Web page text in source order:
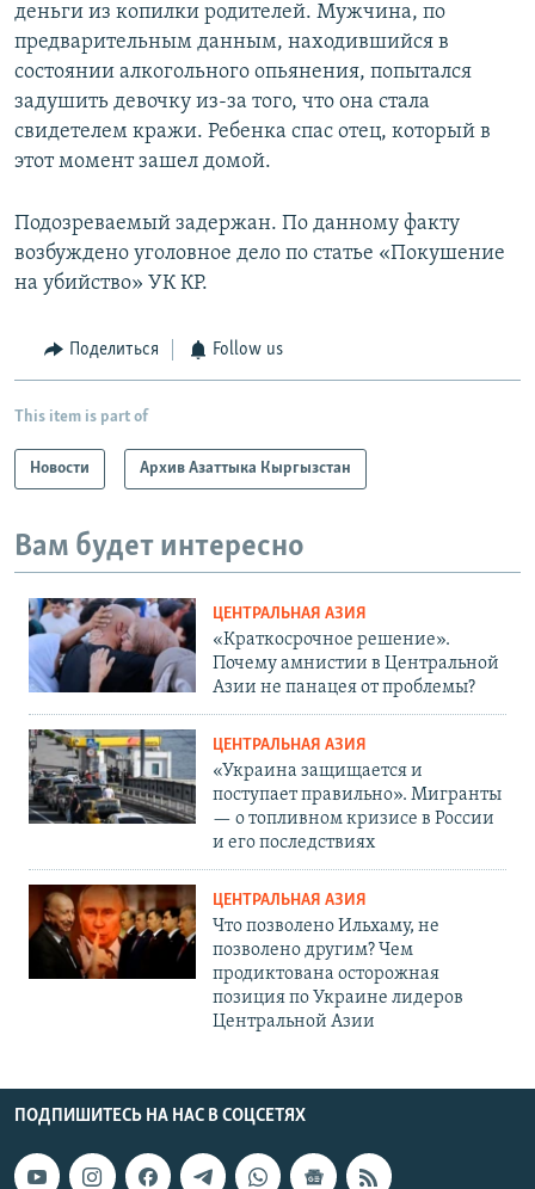
деньги из копилки родителей. Мужчина, по
предварительным данным, находившийся в
состоянии алкогольного опьянения, попытался
задушить девочку из-за того, что она стала
свидетелем кражи. Ребенка спас отец, который в
этот момент зашел домой.
Подозреваемый задержан. По данному факту
возбуждено уголовное дело по статье «Покушение
на убийство» УК КР.
Поделиться Follow us
This item is part of
Новости Архив Азаттыка Кыргызстан
Вам будет интересно
ЦЕНТРАЛЬНАЯ АЗИЯ
«Краткосрочное решение».
Почему амнистии в Центральной
Азии не панацея от проблемы?
ЦЕНТРАЛЬНАЯ АЗИЯ
«Украина защищается и
поступает правильно». Мигранты
— о топливном кризисе в России
и его последствиях
ЦЕНТРАЛЬНАЯ АЗИЯ
Что позволено Ильхаму, не
позволено другим? Чем
продиктована осторожная
позиция по Украине лидеров
Центральной Азии
ПОДПИШИТЕСЬ НА НАС В СОЦСЕТЯХ